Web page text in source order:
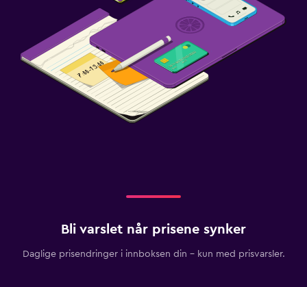
Bli varslet når prisene synker
Daglige prisendringer i innboksen din – kun med prisvarsler.